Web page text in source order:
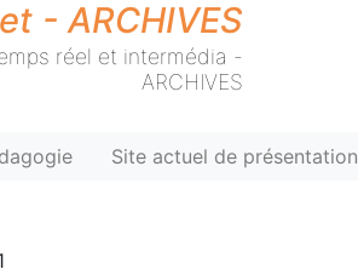
- ARCHIVES
réel et intermédia -
ARCHIVES
Site actuel de présentation